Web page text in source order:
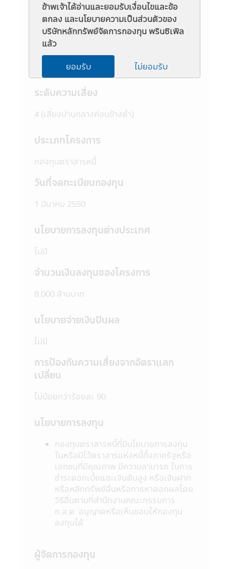
รวมนั้นๆ ได้
3. ผู้สนใจลงทุนควรศึกษาข้อมูลในหนังสือชี้
ชวนให้เข้าใจก่อนซื้อหน่วยลงทุน และทำความ
เข้าใจเกี่ยวกับ "นโยบายการลงทุน" "ประเภท
หลักทรัพย์ที่จะลงทุน" "อัตราส่วนการลงทุน"
"ความเสี่ยงในการลงทุนของกองทุนรวม" และ
"คำเตือน/ข้อแนะนำ" และควรเก็บใว้เป็นข้อมูล
ข้อมูลเพิ่มเติมสามารถขอหนังสือชี้ชวนส่วน
บริษัทจัดการ หรือผู้สนับสนุนการขายที่ได้รับการ
4. บริษัทจัดการอาจลงทุนในหลักทรัพย์ หรือ
บริษัทจัดการลงทุนในหลักทรัพย์ หรือทรัพย์สิน
กรรมการ ก.ล.ต. กำหนด ทั้งนี้ผู้ที่สนใจจะลงทุน
จัดการในรายละเอียด สามารถขอดูข้อมูลได้ที่
ตั้งจากบริษัทจัดการทุกแห่ง และสำนักงานคณะ
5. ในบางกองทุนที่มีการลงทุนกระจุกตัวใน
ประเทศใดประเทศหนึ่ง ผู้ลงทุนควรศึกษาข้อมูล
6. ในกรณีที่มีเหตุการณ์ไม่ปกติ ผู้ลงทุนอาจไม่
เวลาที่กำหนด หรืออาจไม่สามารถขายคืนหน่วย
ค่าขายคืนหน่วยลงทุนล่าช้ากว่าระยะเวลาที่
7. ในกรณีที่กองทุนรวมไม่สามารถดำรง
สินทรัพย์สภาพคล่องได้ตามที่สำนักงานคณะ
ขายคืนหน่วยลงทุนได้ตามที่มีคำสั่งไว้
การตัดสินใจลงทุน เช่น การทำธุรกรรมกับ
บุคคลที่เกี่ยวข้อง (Connected Person) และ
การลงทุนตามอัตราส่วนที่กำหนดใน
วัตถุประสงค์การลงทุน เป็นต้น ได้ที่สำนักงาน
คณะกรรมการ ก.ล.ต. หรือโดยผ่านเครือข่าย
Internet ของสำนักงานคณะกรรมการ ก.ล.ต.
http://www.sec.or.th
9. กองทุนรวมเป็นนิติบุคคลแยกต่างหากจาก
บริษัทจัดการ ดังนั้นบริษัทจัดการจึงไม่มีภาระ
ผูกพันในการชดเชยผลขาดทุนของกองทุนรวม
ของบริษัทจัดการ
ข้าพเจ้าได้อ่านและยอมรับเงื่อนไขและข้อ
ตกลง และนโยบายความเป็นส่วนตัวของ
บริษัทหลักทรัพย์จัดการกองทุน พรินซิเพิล
แล้ว
ยอมรับ ไม่ยอมรับ
ข้อมูลกองทุน
ชื่อย่อ
PRINCIPAL DAILY FIX
ระดับความเสี่ยง
4 (เสี่ยงปานกลางค่อนข้างตํ่า)
ประเภทโครงการ
กองทุนตราสารหนี้
วันที่จดทะเบียนกองทุน
1 มีนาคม 2550
นโยบายการลงทุนต่างประเทศ
ไม่มี
จำนวนเงินลงทุนของโครงการ
8,000 ล้านบาท
นโยบายจ่ายเงินปันผล
ไม่มี
การป้องกันความเสี่ยงจากอัตราแลก
เปลี่ยน
ไม่น้อยกว่าร้อยละ 90
นโยบายการลงทุน
กองทุนตราสารหนี้ที่มีนโยบายการลงทุน
ในหรือมีไว้ตราสารแห่งหนี้ทั้งภาครัฐหรือ
เอกชนที่มีคุณภาพ มีความสามารถ ในการ
ชำระดอกเบี้ยและเงินต้นสูง หรือเงินฝาก
หรือหลักทรัพย์อื่นหรือการหาดอกผลโดย
วิธีอื่นตามที่สำนักงานคณะกรรมการ
ก.ล.ต. อนุญาตหรือเห็นชอบให้กองทุน
ลงทุนได้
ผู้จัดการกองทุน